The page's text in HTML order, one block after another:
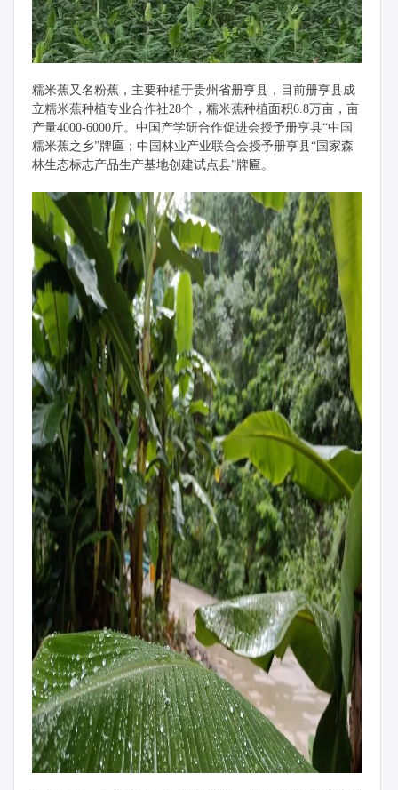
糯米蕉又名粉蕉，主要种植于贵州省册亨县，目前册亨县成
立糯米蕉种植专业合作社28个，糯米蕉种植面积6.8万亩，亩
产量4000-6000斤。中国产学研合作促进会授予册亨县“中国
糯米蕉之乡”牌匾；中国林业产业联合会授予册亨县“国家森
林生态标志产品生产基地创建试点县”牌匾。